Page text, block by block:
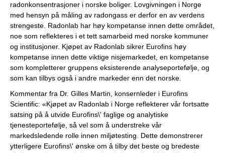
radonkonsentrasjoner i norske boliger. Lovgivningen i Norge
med hensyn på måling av radongass er derfor en av verdens
strengeste. Radonlab har høy kompetanse innen dette området,
noe som reflekteres i et tett samarbeid med norske kommuner
og institusjoner. Kjøpet av Radonlab sikrer Eurofins høy
kompetanse innen dette viktige nisjemarkedet, en kompetanse
som kompletterer gruppens eksisterende analyseportefølje, og
som kan tilbys også i andre markeder enn det norske.
Kommentar fra Dr. Gilles Martin, konsernleder i Eurofins
Scientific: «Kjøpet av Radonlab i Norge reflekterer vår fortsatte
satsing på å utvide Eurofins\' faglige og analytiske
tjenesteportefølje, så vel som å understreke vår
markedsledende rolle innen miljøtesting. Dette demonstrerer
ytterligere Eurofins\' ønske om å tilby det beste og bredeste